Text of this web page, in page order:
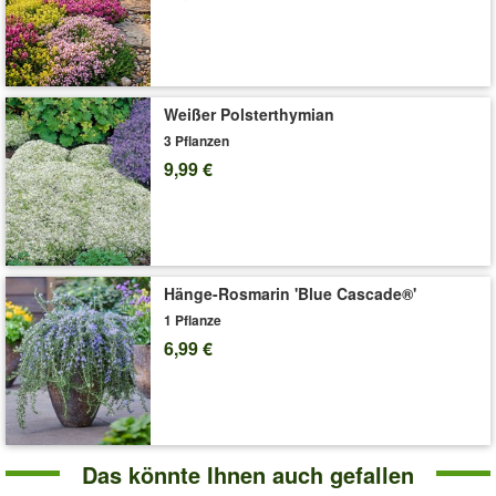
angenehm nussig-süßen Geschmack deutlich milder als
Rosenkohl. Aufgrund des hervorragenden Aromas und den
enthaltenen Vitaminen und Nährstoffen ist BIO Flower Sprout®
das ideale Wintergemüse für Jung und Alt. Kurz abgebraust
kann er gedünstet, in der Mikrowelle erhitzt, angebraten,
gekocht, blanchiert oder sogar roh gegessen werden.
Die Blätter & Blüten desKnobi-Krauts
Knoblauch, ohne dass Sie nach dem Verzehr nach Knoblauch
riechen! Besonders lecker mit Quark, Salaten oder zu warmen
Speisen. Eine Knobi-Blüte schmeckt so herrlich intensiv wie eine
Knoblauchzehe! Die grünen Knobi-Blätter schmecken klein
gehackt würzig & frisch!
DieMexikanische Minigurke Melothria
Kuriosität, deren Früchte wie winzige Wassermelonen
aussehen, aber nach Gurke schmecken. Die kleinen, knackigen
Gurkenfrüchte sehen dekorativ aus, sind sehr lecker und haben
einen intensiven, zitronig-gurkigen Geschmack. Direkt von der
Pflanze genascht, roh in Salaten oder eingelegt in Essig erleben
Geschmackserlebnis!
Weißer Polsterthymian
3 Pflanzen
9,99 €
Hänge-Rosmarin 'Blue Cascade®'
1 Pflanze
6,99 €
Das könnte Ihnen auch gefallen